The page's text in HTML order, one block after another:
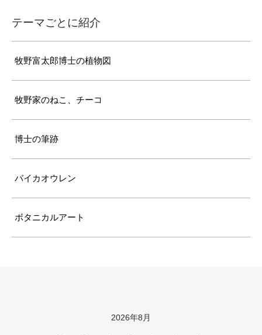
テーマごとに紹介
牧野富太郎博士の植物図
牧野家のねこ、チーコ
博士の筆跡
バイカオウレン
ボタニカルアート
2026年8月